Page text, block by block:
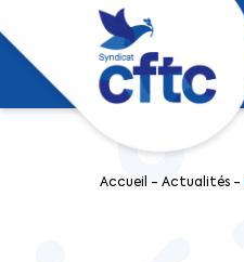
Accueil - Actualités -